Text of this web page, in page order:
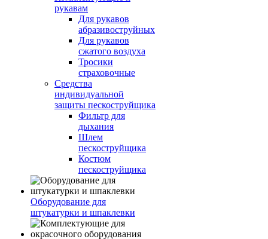
рукавам
Для рукавов
абразивоструйных
Для рукавов
сжатого воздуха
Тросики
страховочные
Средства
индивидуальной
защиты пескоструйщика
Фильтр для
дыхания
Шлем
пескоструйщика
Костюм
пескоструйщика
Оборудование для
штукатурки и шпаклевки